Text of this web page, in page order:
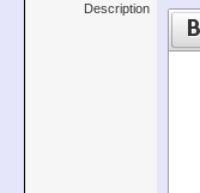
Description